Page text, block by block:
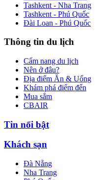
Tashkent - Nha Trang
Tashkent - Phú Quốc
Đài Loan - Phú Quốc
Thông tin du lịch
Cẩm nang du lịch
Nên ở đâu?
Địa điểm Ăn & Uống
Khám phá điểm đến
Mua sắm
CBAIR
Tin nổi bật
Khách sạn
Đà Nẵng
Nha Trang